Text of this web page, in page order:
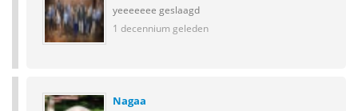
yeeeeeee geslaagd
1 decennium geleden
Nagaa